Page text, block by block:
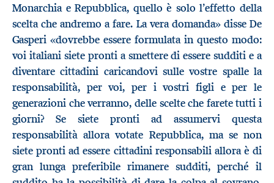
Monarchia e Repubblica, quello è solo l’effetto della
scelta che andremo a fare. La vera domanda» disse De
Gasperi «dovrebbe essere formulata in questo modo:
voi italiani siete pronti a smettere di essere sudditi e a
diventare cittadini caricandovi sulle vostre spalle la
responsabilità, per voi, per i vostri figli e per le
generazioni che verranno, delle scelte che farete tutti i
giorni? Se siete pronti ad assumervi questa
responsabilità allora votate Repubblica, ma se non
siete pronti ad essere cittadini responsabili allora è di
gran lunga preferibile rimanere sudditi, perché il